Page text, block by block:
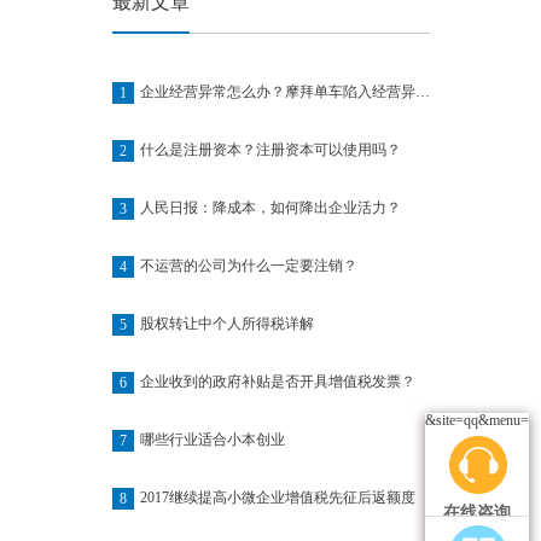
在线咨询
1 企业经营异常怎么办？摩拜单车陷入经营异常名单
2 什么是注册资本？注册资本可以使用吗？
3 人民日报：降成本，如何降出企业活力？
4 不运营的公司为什么一定要注销？
5 股权转让中个人所得税详解
6 企业收到的政府补贴是否开具增值税发票？
7 哪些行业适合小本创业
8 2017继续提高小微企业增值税先征后返额度